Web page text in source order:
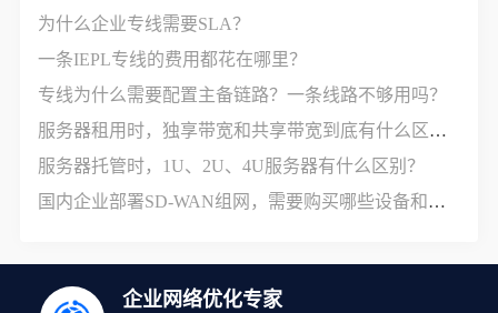
为什么企业专线需要SLA？
一条IEPL专线的费用都花在哪里？
专线为什么需要配置主备链路？一条线路不够用吗？
服务器租用时，独享带宽和共享带宽到底有什么区别？
服务器托管时，1U、2U、4U服务器有什么区别？
国内企业部署SD-WAN组网，需要购买哪些设备和服务？
企业网络优化专家